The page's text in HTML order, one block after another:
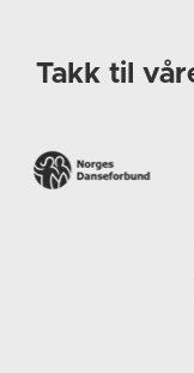
Takk til